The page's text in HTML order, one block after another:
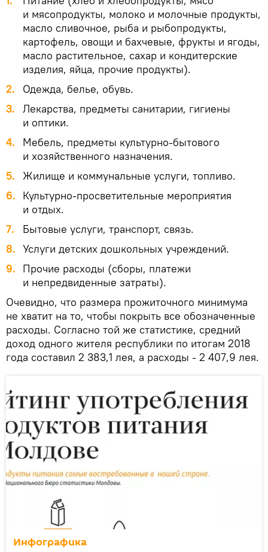
и мясопродукты, молоко и молочные продукты,
масло сливочное, рыба и рыбопродукты,
картофель, овощи и бахчевые, фрукты и ягоды,
масло растительное, сахар и кондитерские
изделия, яйца, прочие продукты).
Одежда, белье, обувь.
Лекарства, предметы санитарии, гигиены
и оптики.
Мебель, предметы культурно-бытового
и хозяйственного назначения.
Жилище и коммунальные услуги, топливо.
Культурно-просветительные мероприятия
и отдых.
Бытовые услуги, транспорт, связь.
Услуги детских дошкольных учреждений.
Прочие расходы (сборы, платежи
и непредвиденные затраты).
Очевидно, что размера прожиточного минимума
не хватит на то, чтобы покрыть все обозначенные
расходы. Согласно той же статистике, средний
доход одного жителя республики по итогам 2018
года составил 2 383,1 лея, а расходы - 2 407,9 лея.
Инфографика